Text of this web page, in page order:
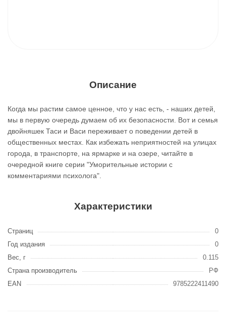
Описание
Когда мы растим самое ценное, что у нас есть, - наших детей,
мы в первую очередь думаем об их безопасности. Вот и семья
двойняшек Таси и Васи переживает о поведении детей в
общественных местах. Как избежать неприятностей на улицах
города, в транспорте, на ярмарке и на озере, читайте в
очередной книге серии "Уморительные истории с
комментариями психолога".
Характеристики
Страниц
0
Год издания
0
Вес, г
0.115
Страна производитель
РФ
EAN
9785222411490